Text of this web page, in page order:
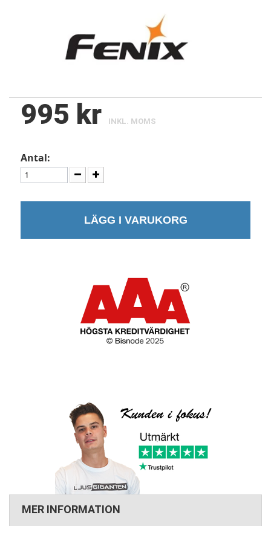
995 kr INKL. MOMS
Antal:
LÄGG I VARUKORG
MER INFORMATION